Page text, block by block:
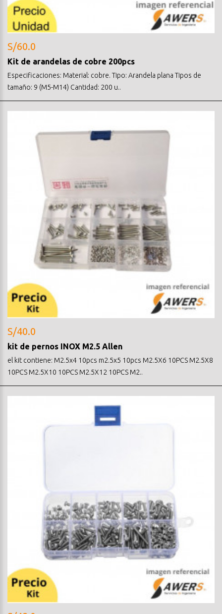
S/60.0
Kit de arandelas de cobre 200pcs
Especificaciones: Material: cobre. Tipo: Arandela plana Tipos de
tamaño: 9 (M5-M14) Cantidad: 200 u..
S/40.0
kit de pernos INOX M2.5 Allen
el kit contiene: M2.5x4 10pcs m2.5x5 10pcs M2.5X6 10PCS M2.5X8
10PCS M2.5X10 10PCS M2.5X12 10PCS M2..